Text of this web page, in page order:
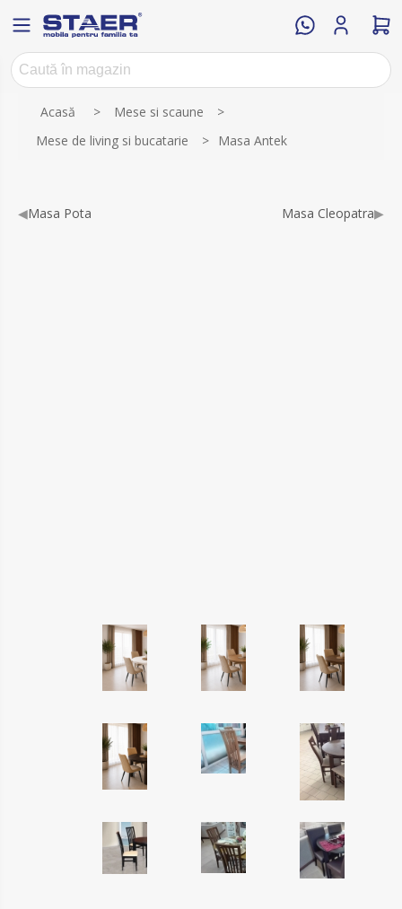
Acasă > Mese si scaune
>
Mese de living si bucatarie
> Masa Antek
◀Masa Pota Masa Cleopatra▶
Numele atributului Valoarea atributului